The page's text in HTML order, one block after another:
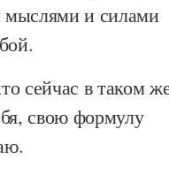
мыслями и силами
сейчас в таком
свою формулу